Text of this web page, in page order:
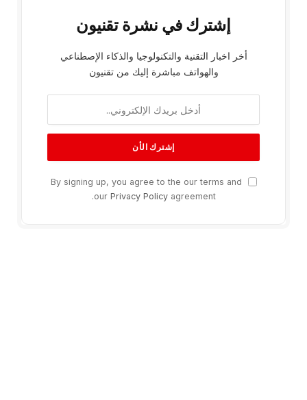
إشترك في نشرة تقنيون
أخر اخبار التقنية والتكنولوجيا والذكاء الإصطناعي
والهواتف مباشرة إليك من تقنيون
By signing up, you agree to the our terms and
our Privacy Policyagreement.